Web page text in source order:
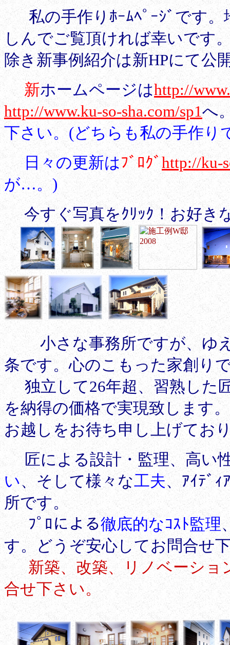
私の手作りﾎｰﾑﾍﾟｰｼﾞです
しんでご覧頂ければ幸いです
除き新事例紹介は新HPにて公
新ホームページはhttp://
http://www.ku-so-sha.com/sp1へ
下さい。(どちらも私の手作り
日々の更新はﾌﾞﾛｸﾞ http://ku-
が…。)
今すぐ写真をｸﾘｯｸ！お好き
小さな事務所ですが、ゆ
条です。心のこもった家創り
独立して26年超、習熟した
を納得の価格で実現致します
お越しをお待ち申し上げてお
匠による設計・監理、 高い
い、そして様々な工夫、ｱｲﾃﾞ
所です。
ﾌﾟﾛによる徹底的なｺｽﾄ監理
す。どうぞ安心してお問合せ
新築、改築、リノベーショ
合せ下さい。